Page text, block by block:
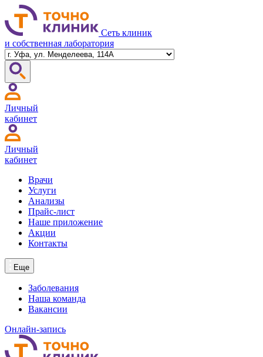
Сеть клиник
и собственная лаборатория
Личный
кабинет
Личный
кабинет
Врачи
Услуги
Анализы
Прайс-лист
Наше приложение
Акции
Контакты
Еще
Заболевания
Наша команда
Вакансии
Онлайн-запись